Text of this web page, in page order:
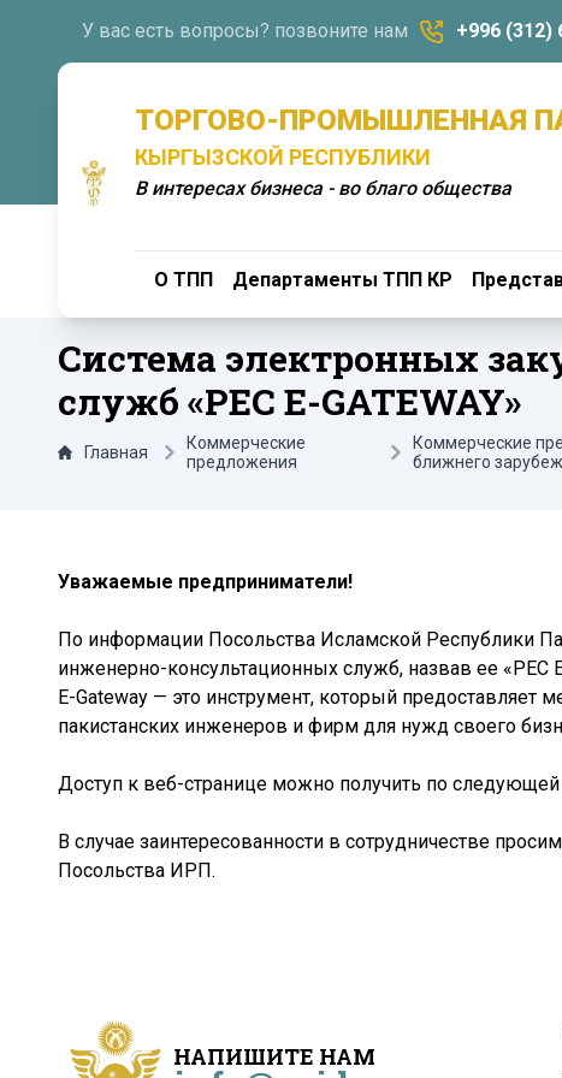
У вас есть вопросы? позвоните нам +996 (312)
ТОРГОВО-ПРОМЫШЛЕННАЯ
КЫРГЫЗСКОЙ РЕСПУБЛИКИ
В интересах бизнеса - во благо общества
О ТПП Департаменты ТПП КР
Система электронных
служб «РЕС E-GATEWAY»
Главная
Коммерческие
предложения
Коммерческие
ближнего
Уважаемые предприниматели!
По информации Посольства Исламской Республики
инженерно-консультационных служб, назвав ее «РЕС
Е-Gateway — это инструмент, который
пакистанских инженеров и фирм для нужд своего
Доступ к веб-странице можно получить по
В случае заинтересованности в сотрудничестве
Посольства ИРП.
НАПИШИТЕ НАМ